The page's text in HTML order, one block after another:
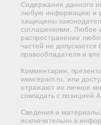
Содержание данного
любую информацию и
защищены
соглашениями. Любое
распространение
частей не допускается
правообладателя и
Комментарии,
www.epam.ru, или
отражают их личное
совпадать с позицией
Сведения и
исключительно в